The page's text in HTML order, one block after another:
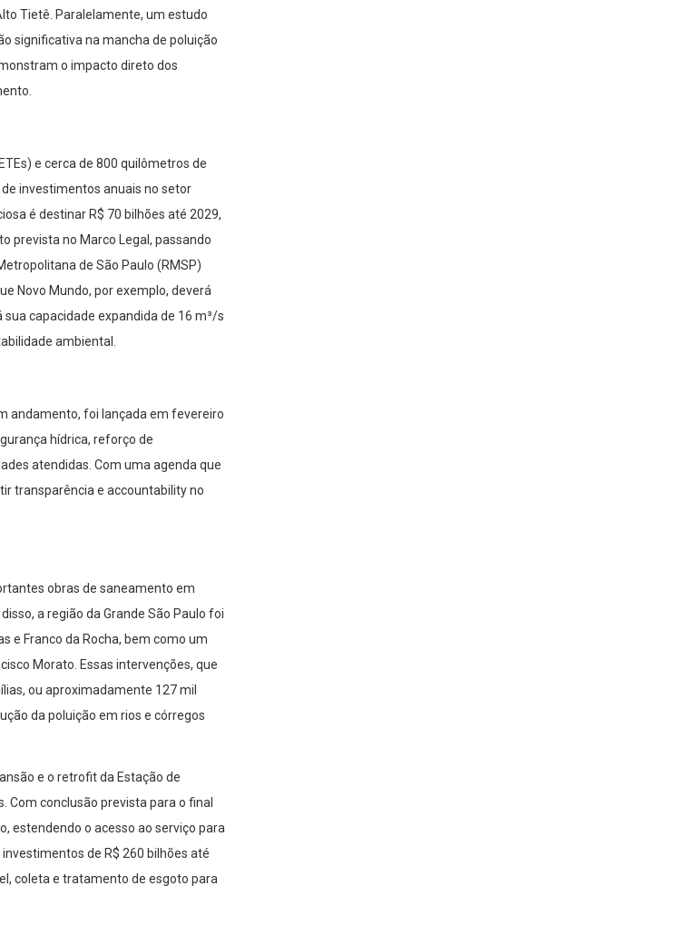
Tietê. Paralelamente, um estudo
significativa na mancha de poluição
o impacto direto dos
e cerca de 800 quilômetros de
investimentos anuais no setor
é destinar R$ 70 bilhões até 2029,
prevista no Marco Legal, passando
de São Paulo (RMSP)
Novo Mundo, por exemplo, deverá
capacidade expandida de 16 m³/s
ambiental.
andamento, foi lançada em fevereiro
hídrica, reforço de
atendidas. Com uma agenda que
transparência e accountability no
obras de saneamento em
a região da Grande São Paulo foi
e Franco da Rocha, bem como um
Morato. Essas intervenções, que
ou aproximadamente 127 mil
da poluição em rios e córregos
e o retrofit da Estação de
Com conclusão prevista para o final
estendendo o acesso ao serviço para
de R$ 260 bilhões até
coleta e tratamento de esgoto para